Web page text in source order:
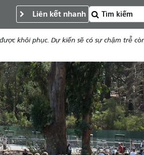
Liên kết nhanh
khôi phục. Dự kiến ​​sẽ có sự chậm trễ